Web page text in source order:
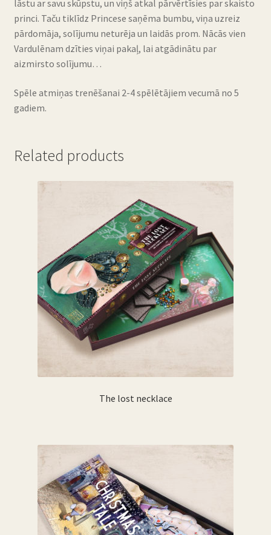
lāstu ar savu skūpstu, un viņš atkal pārvērtīsies par skaisto
princi. Taču tiklīdz Princese saņēma bumbu, viņa uzreiz
pārdomāja, solījumu neturēja un laidās prom. Nācās vien
Vardulēnam dzīties viņai pakaļ, lai atgādinātu par
aizmirsto solījumu…
Spēle atmiņas trenēšanai 2-4 spēlētājiem vecumā no 5
gadiem.
Related products
The lost necklace